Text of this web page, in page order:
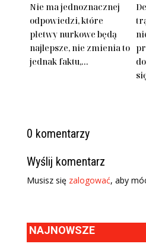
Nie ma jednoznacznej
odpowiedzi, które
płetwy nurkowe będą
najlepsze, nie zmienia to
jednak faktu,...
0 komentarzy
Wyślij komentarz
Musisz się zalogować, aby
NAJNOWSZE